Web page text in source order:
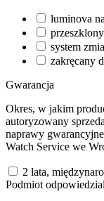
luminova
system
zakręcany
Gwarancja
Okres, w jakim
autoryzowany
naprawy
Watch Service we
2 lata,
Podmiot